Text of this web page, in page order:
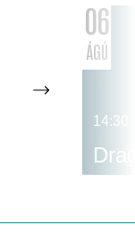
06
ÁGÚ
14:30